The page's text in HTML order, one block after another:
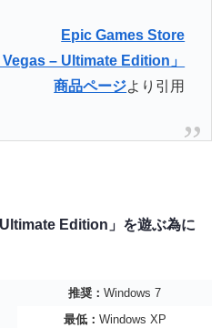
Epic Games Store
Vegas – Ultimate Edition」
商品ページより引用
Edition」を遊ぶ為に
推奨： Windows 7
最低： Windows XP